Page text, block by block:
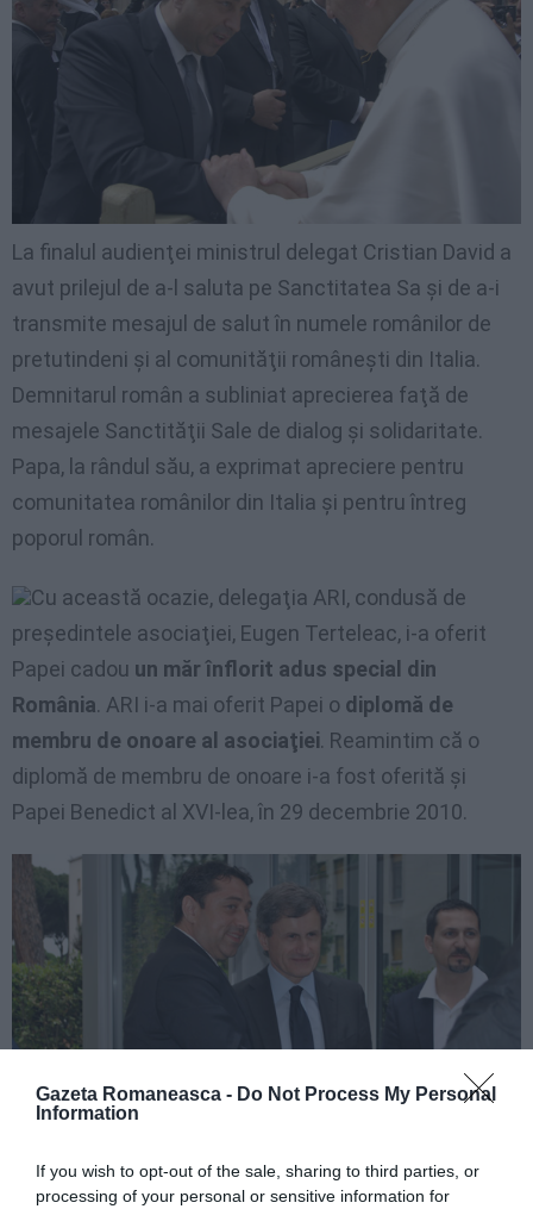
Gazeta Romaneasca - Do Not Process My Personal
Information
If you wish to opt-out of the sale, sharing to third parties, or
processing of your personal or sensitive information for
La finalul audienţei ministrul delegat Cristian David a
avut prilejul de a-l saluta pe Sanctitatea Sa şi de a-i
transmite mesajul de salut în numele românilor de
pretutindeni şi al comunităţii româneşti din Italia.
Demnitarul român a subliniat aprecierea faţă de
mesajele Sanctităţii Sale de dialog şi solidaritate.
Papa, la rândul său, a exprimat apreciere pentru
comunitatea românilor din Italia şi pentru întreg
poporul român.
Cu această ocazie, delegaţia ARI, condusă de
preşedintele asociaţiei, Eugen Terteleac, i-a oferit
Papei cadou un măr înflorit adus special din
România. ARI i-a mai oferit Papei o diplomă de
membru de onoare al asociaţiei. Reamintim că o
diplomă de membru de onoare i-a fost oferită şi
Papei Benedict al XVI-lea, în 29 decembrie 2010.